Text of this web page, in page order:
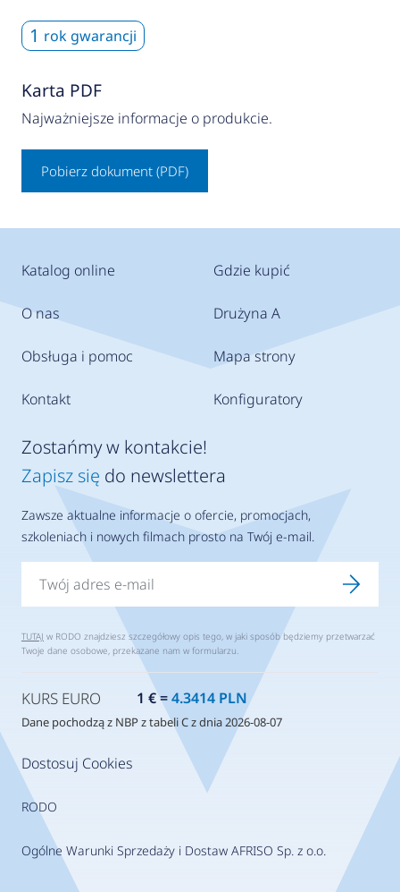
1 rok gwarancji
Karta PDF
Najważniejsze informacje o produkcie.
Pobierz dokument (PDF)
Katalog online
O nas
Obsługa i pomoc
Kontakt
Gdzie kupić
Drużyna A
Mapa strony
Konfiguratory
Dostosuj Cookies
RODO
Ogólne Warunki Sprzedaży i Dostaw AFRISO Sp. z o.o.
Zostańmy w kontakcie!
Zapisz się do newslettera
Zawsze aktualne informacje o ofercie, promocjach,
szkoleniach i nowych filmach prosto na Twój e-mail.
TUTAJ w RODO znajdziesz szczegółowy opis tego, w jaki sposób będziemy przetwarzać
Twoje dane osobowe, przekazane nam w formularzu.
KURS EURO 1 € =4.3414 PLN
Dane pochodzą z NBP z tabeli C z dnia 2026-08-07